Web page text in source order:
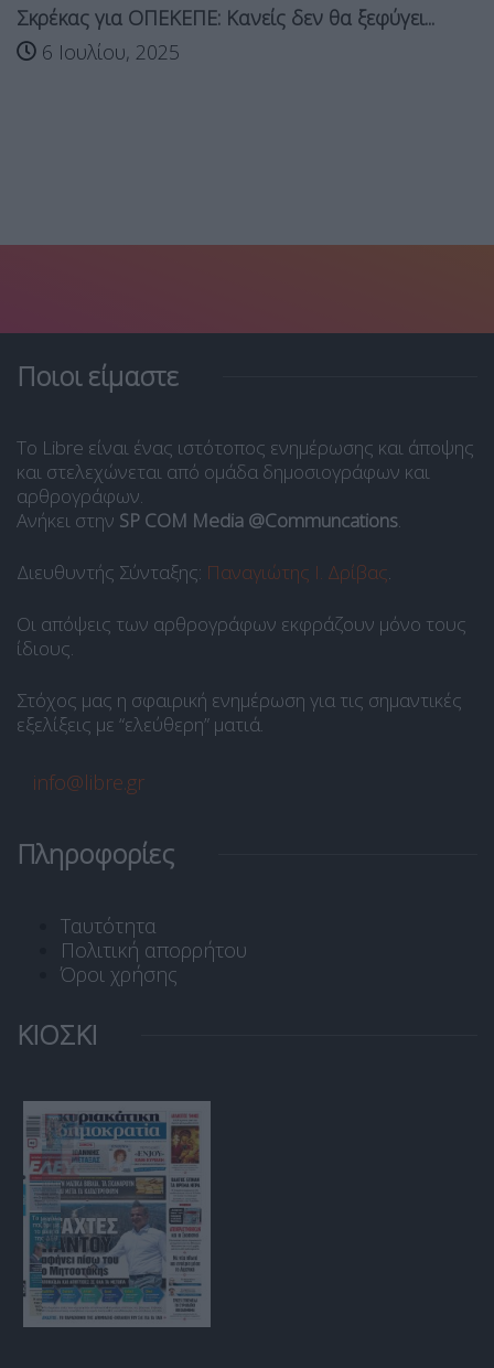
Σκρέκας για ΟΠΕΚΕΠΕ: Κανείς δεν θα ξεφύγει...
6 Ιουλίου, 2025
Ποιοι είμαστε
Το Libre είναι ένας ιστότοπος ενημέρωσης και άποψης
και στελεχώνεται από ομάδα δημοσιογράφων και
αρθρογράφων.
Ανήκει στην SP COM Media @Communcations.
Διευθυντής Σύνταξης: Παναγιώτης Ι. Δρίβας.
Οι απόψεις των αρθρογράφων εκφράζουν μόνο τους
ίδιους.
Στόχος μας η σφαιρική ενημέρωση για τις σημαντικές
εξελίξεις με “ελεύθερη” ματιά.
info@libre.gr
Πληροφορίες
Ταυτότητα
Πολιτική απορρήτου
Όροι χρήσης
ΚΙΟΣΚΙ